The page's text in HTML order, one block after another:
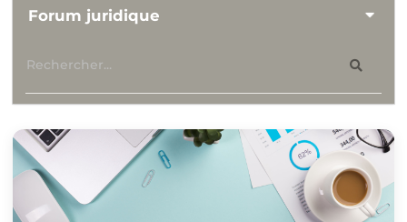
Forum juridique